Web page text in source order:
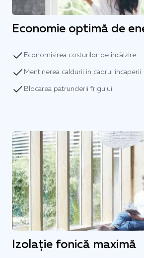
Economie optimă de
Economisirea costurilor de încălzire
Mentinerea caldurii in cadrul incaperii
Blocarea patrunderii frigului
Izolație fonică maximă